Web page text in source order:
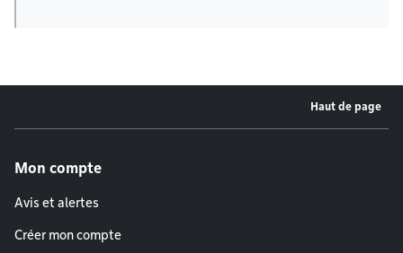
Haut de page
Mon compte
Avis et alertes
Créer mon compte